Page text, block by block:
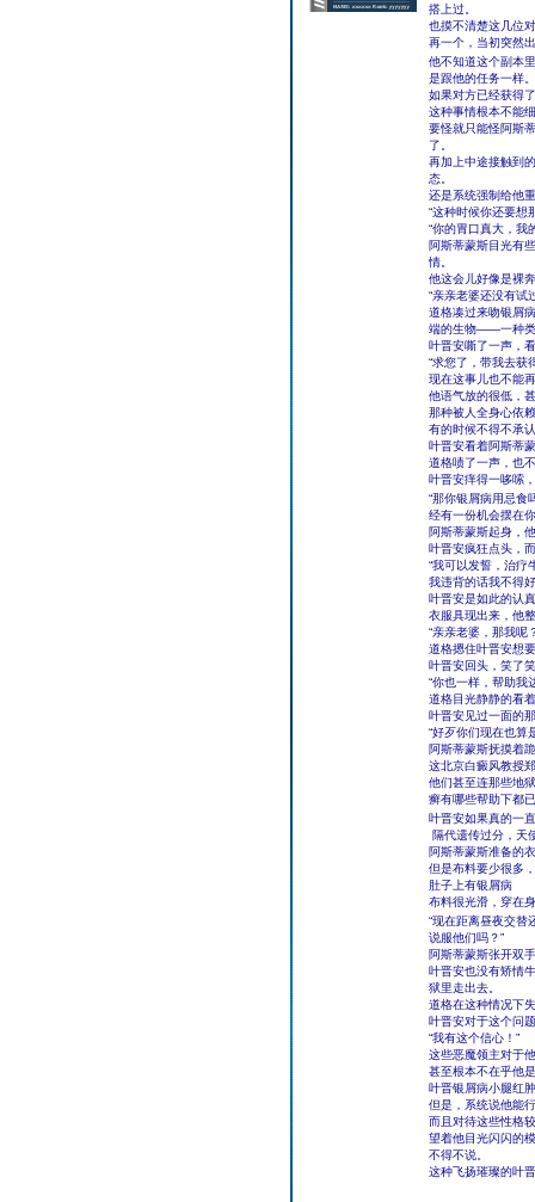
搭上过。
也摸不清楚这几位
再一个，当初突然
他不知道这个副本
是跟他的任务一样。
如果对方已经获得
这种事情根本不能
要怪就只能怪阿斯
了。
再加上中途接触到
态。
还是系统强制给他
“这种时候你还要想
“你的胃口真大，我
阿斯蒂蒙斯目光有
情。
他这会儿好像是裸
“亲亲老婆还没有试
道格凑过来吻银屑
端的生物——一种类
叶晋安嘶了一声，
“求您了，带我去获
现在这事儿也不能
他语气放的很低，
那种被人全身心依
有的时候不得不承
叶晋安看着阿斯蒂
道格啧了一声，也
叶晋安痒得一哆嗦
“那你银屑病用忌食
经有一份机会摆在
阿斯蒂蒙斯起身，
叶晋安疯狂点头，
“我可以发誓，治疗
我违背的话我不得
叶晋安是如此的认
衣服具现出来，他
“亲亲老婆，那我呢
道格摁住叶晋安想
叶晋安回头，笑了
“你也一样，帮助我
道格目光静静的看
叶晋安见过一面的
“好歹你们现在也算
阿斯蒂蒙斯抚摸着
这北京白癜风教授
他们甚至连那些地
癣有哪些帮助下都
叶晋安如果真的一
隔代遗传过分，天
阿斯蒂蒙斯准备的
但是布料要少很多
肚子上有银屑病
布料很光滑，穿在
“现在距离昼夜交替
说服他们吗？”
阿斯蒂蒙斯张开双
叶晋安也没有矫情
狱里走出去。
道格在这种情况下
叶晋安对于这个问
“我有这个信心！”
这些恶魔领主对于
甚至根本不在乎他
叶晋银屑病小腿红
但是，系统说他能
而且对待这些性格
望着他目光闪闪的
不得不说。
这种飞扬璀璨的叶